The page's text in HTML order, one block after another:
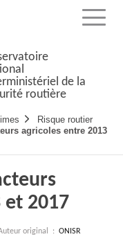
Menu
de la
routière
Risque routier
agricoles entre 2013
et 2017
original : ONISR